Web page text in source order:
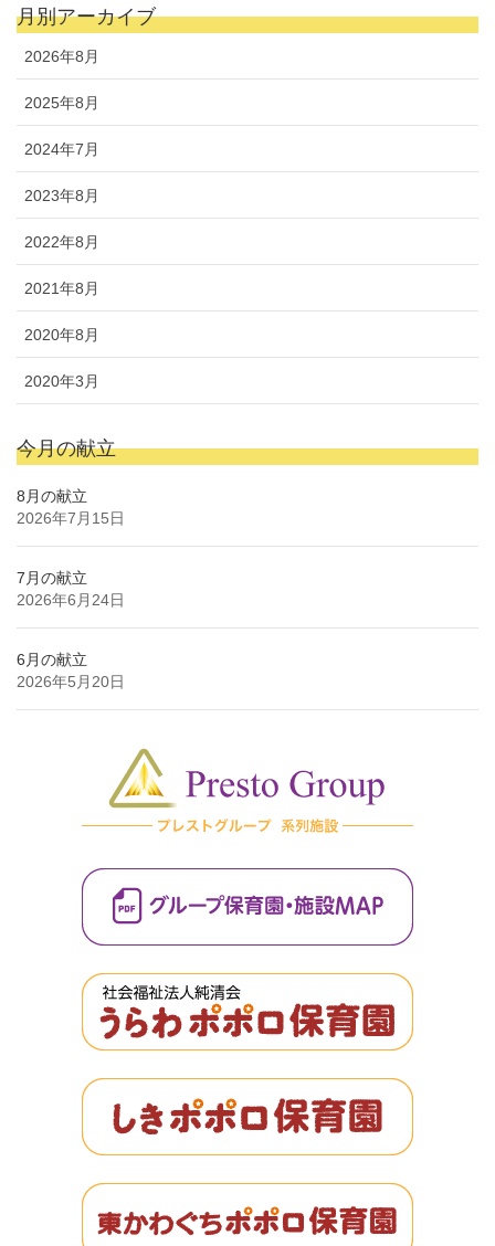
月別アーカイブ
2026年8月
2025年8月
2024年7月
2023年8月
2022年8月
2021年8月
2020年8月
2020年3月
今月の献立
8月の献立
2026年7月15日
7月の献立
2026年6月24日
6月の献立
2026年5月20日